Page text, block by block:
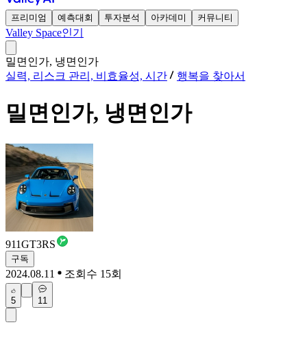
프리미엄 예측대회 투자분석 아카데미 커뮤니티
Valley Space인기
밀면인가, 냉면인가
실력, 리스크 관리, 비효율성, 시간
행복을 찾아서
밀면인가, 냉면인가
911GT3RS
구독
2024.08.11 조회수 15회
5 11